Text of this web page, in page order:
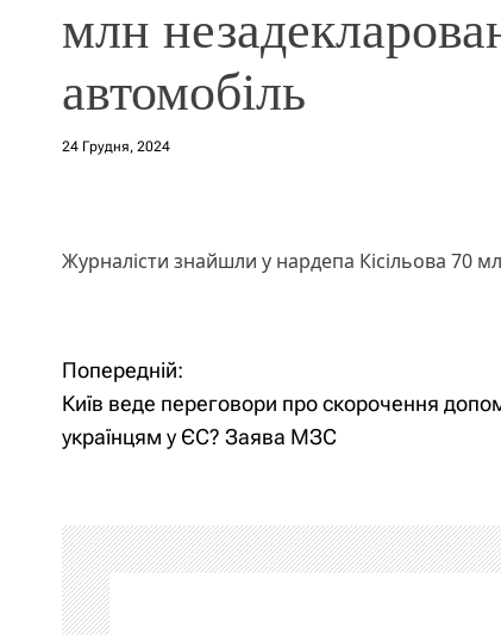
млн
автомобіль
24 Грудня, 2024
Журналісти знайшли у нардепа Кісільова 70
Н
а
і
г
Попередній:
Київ веде переговори про скорочення
українцям у ЄС? Заява МЗС